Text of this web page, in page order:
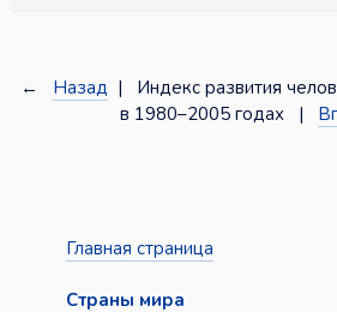
← Назад | Индекс развития
в 1980–2005 годах |
Главная страница
Страны мира